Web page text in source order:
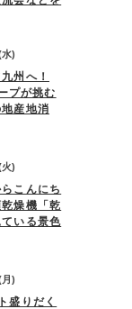
)
州へ！
プが挑む
産地消
)
こんにち
燥機「乾
いる景色
)
盛りだく